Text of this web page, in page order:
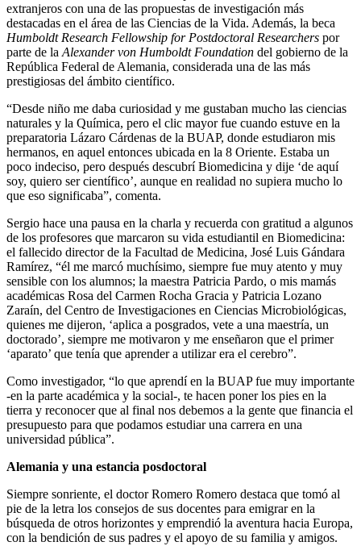
extranjeros con una de las propuestas de investigación más
destacadas en el área de las Ciencias de la Vida. Además, la beca
Humboldt Research Fellowship for Postdoctoral Researchers por
parte de la Alexander von Humboldt Foundation del gobierno de la
República Federal de Alemania, considerada una de las más
prestigiosas del ámbito científico.
“Desde niño me daba curiosidad y me gustaban mucho las ciencias
naturales y la Química, pero el clic mayor fue cuando estuve en la
preparatoria Lázaro Cárdenas de la BUAP, donde estudiaron mis
hermanos, en aquel entonces ubicada en la 8 Oriente. Estaba un
poco indeciso, pero después descubrí Biomedicina y dije ‘de aquí
soy, quiero ser científico’, aunque en realidad no supiera mucho lo
que eso significaba”, comenta.
Sergio hace una pausa en la charla y recuerda con gratitud a algunos
de los profesores que marcaron su vida estudiantil en Biomedicina:
el fallecido director de la Facultad de Medicina, José Luis Gándara
Ramírez, “él me marcó muchísimo, siempre fue muy atento y muy
sensible con los alumnos; la maestra Patricia Pardo, o mis mamás
académicas Rosa del Carmen Rocha Gracia y Patricia Lozano
Zaraín, del Centro de Investigaciones en Ciencias Microbiológicas,
quienes me dijeron, ‘aplica a posgrados, vete a una maestría, un
doctorado’, siempre me motivaron y me enseñaron que el primer
‘aparato’ que tenía que aprender a utilizar era el cerebro”.
Como investigador, “lo que aprendí en la BUAP fue muy importante
-en la parte académica y la social-, te hacen poner los pies en la
tierra y reconocer que al final nos debemos a la gente que financia el
presupuesto para que podamos estudiar una carrera en una
universidad pública”.
Alemania y una estancia posdoctoral
Siempre sonriente, el doctor Romero Romero destaca que tomó al
pie de la letra los consejos de sus docentes para emigrar en la
búsqueda de otros horizontes y emprendió la aventura hacia Europa,
con la bendición de sus padres y el apoyo de su familia y amigos.